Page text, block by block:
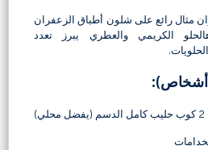
مثال رائع على شلون أطباق الزعفران
الكريمي والعطري يبرز تعدد
2 كوب حليب كامل الدسم (يفضل محلي)